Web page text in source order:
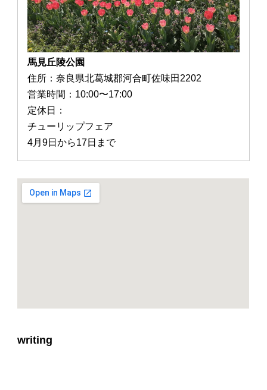
馬見丘陵公園
住所：奈良県北葛城郡河合町佐味田2202
営業時間：10:00〜17:00
定休日：
チューリップフェア
4月9日から17日まで
writing